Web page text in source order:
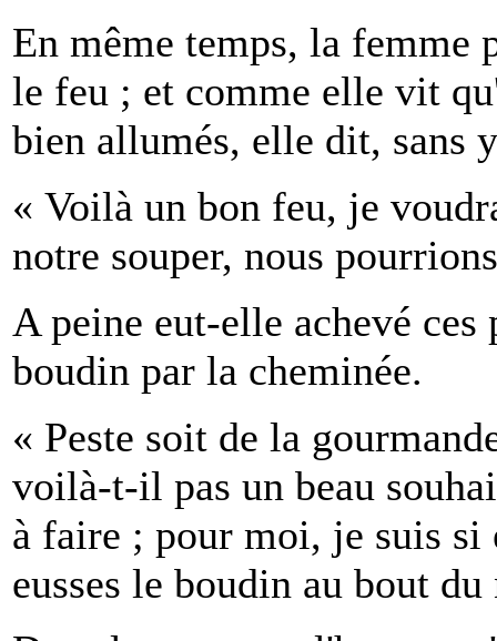
En même temps, la femme
le feu ; et comme elle vit
bien allumés, elle dit, sans
« Voilà un bon feu, je
notre souper, nous
A peine eut-elle achevé
boudin par la cheminée.
« Peste soit de la
voilà-t-il pas un beau
à faire ; pour moi, je suis si
eusses le boudin au bout du